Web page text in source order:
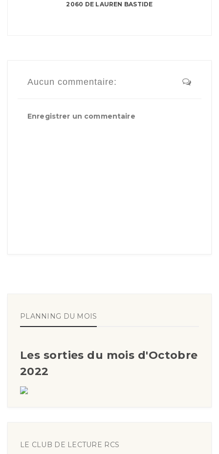
2060 DE LAUREN BASTIDE
Aucun commentaire:
Enregistrer un commentaire
PLANNING DU MOIS
Les sorties du mois d'Octobre
2022
LE CLUB DE LECTURE RCS